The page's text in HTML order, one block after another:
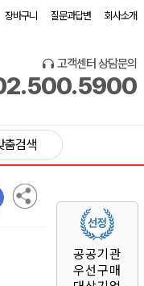
장바구니 질문과답변 회사소개
고객센터 상담문의
공공기관
우선구매
춤검색